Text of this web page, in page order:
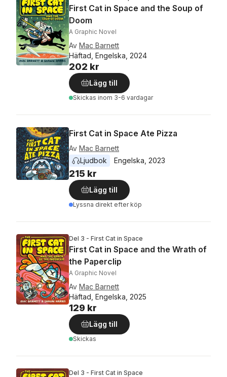
First Cat in Space and the Soup of
Doom
A Graphic Novel
Av Mac Barnett
Häftad, Engelska, 2024
202 kr
Lägg till
Skickas inom 3-6 vardagar
First Cat in Space Ate Pizza
Av Mac Barnett
Ljudbok
Engelska 2023
215 kr
Lägg till
Lyssna direkt efter köp
Del 3 - First Cat in Space
First Cat in Space and the Wrath of
the Paperclip
A Graphic Novel
Av Mac Barnett
Häftad, Engelska, 2025
129 kr
Lägg till
Skickas
Del 3 - First Cat in Space